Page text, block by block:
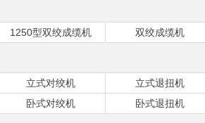
1250型双绞成缆机 双绞成缆机
立式对绞机
立式退扭机
卧式对绞机 卧式退扭机